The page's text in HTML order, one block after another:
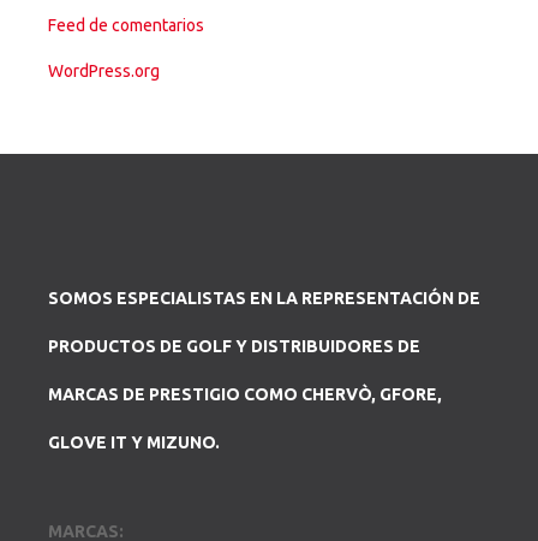
Feed de comentarios
WordPress.org
SOMOS ESPECIALISTAS EN LA REPRESENTACIÓN DE
PRODUCTOS DE GOLF Y DISTRIBUIDORES DE
MARCAS DE PRESTIGIO COMO CHERVÒ, GFORE,
GLOVE IT Y MIZUNO.
MARCAS: